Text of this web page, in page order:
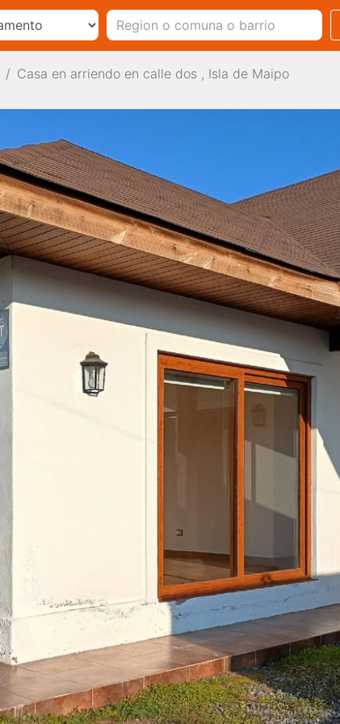
Casa en arriendo en calle dos , Isla de Maipo